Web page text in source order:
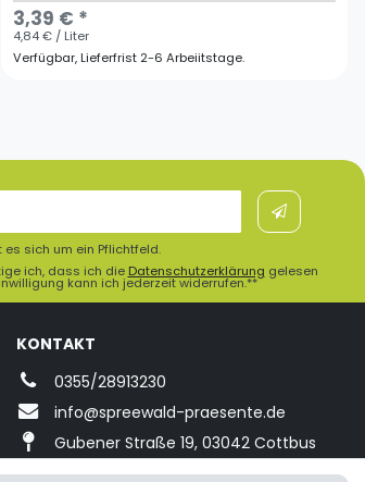
3,39 € *
4,84 € / Liter
Verfügbar, Lieferfrist 2-6 Arbeiitstage.
ich, dass ich die Daten­schutz­erklärung gelesen
kann ich jederzeit widerrufen.**
es sich um ein Pflichtfeld.
KONTAKT
0355/28913230
info@spreewald-praesente.de
Gubener Straße 19, 03042 Cottbus